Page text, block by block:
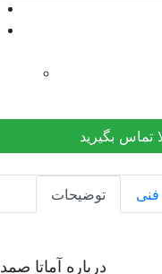
تماس بگیرید
توضیحات
درباره آماتا صمد